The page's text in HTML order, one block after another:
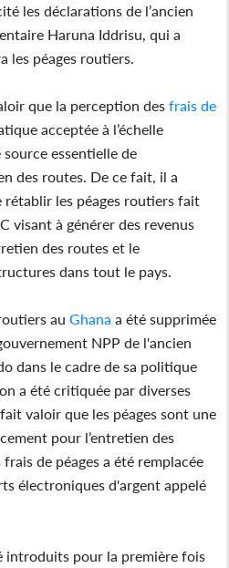
les déclarations de l’ancien
Haruna Iddrisu, qui a
les péages routiers.
que la perception des frais de
acceptée à l’échelle
source essentielle de
des routes. De ce fait, il a
rétablir les péages routiers fait
visant à générer des revenus
des routes et le
dans tout le pays.
auGhana a été supprimée
NPP de l'ancien
dans le cadre de sa politique
a été critiquée par diverses
valoir que les péages sont une
pour l’entretien des
de péages a été remplacée
électroniques d'argent appelé
introduits pour la première fois